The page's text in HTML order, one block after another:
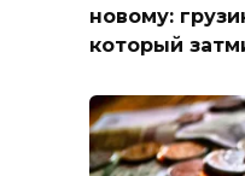
новому:
который